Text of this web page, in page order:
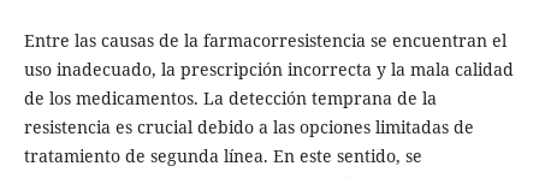
Entre las causas de la farmacorresistencia se encuentran el
uso inadecuado, la prescripción incorrecta y la mala calidad
de los medicamentos. La detección temprana de la
resistencia es crucial debido a las opciones limitadas de
tratamiento de segunda línea. En este sentido, se